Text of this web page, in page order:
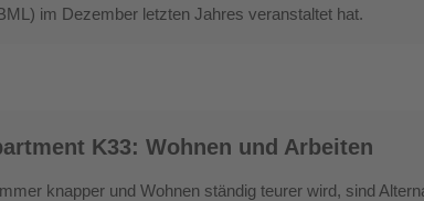
im Dezember letzten Jahres veranstaltet hat.
K33: Wohnen und Arbeiten
knapper und Wohnen ständig teurer wird, sind